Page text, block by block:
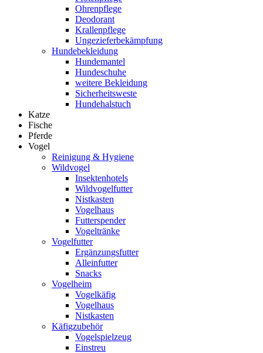
Ohrenpflege
Deodorant
Krallenpflege
Ungezieferbekämpfung
Hundebekleidung
Hundemantel
Hundeschuhe
weitere Bekleidung
Sicherheitsweste
Hundehalstuch
Katze
Fische
Pferde
Vogel
Reinigung & Hygiene
Wildvogel
Insektenhotels
Wildvogelfutter
Nistkasten
Vogelhaus
Futterspender
Vogeltränke
Vogelfutter
Ergänzungsfutter
Alleinfutter
Snacks
Vogelheim
Vogelkäfig
Vogelhaus
Nistkasten
Käfigzubehör
Vogelspielzeug
Einstreu